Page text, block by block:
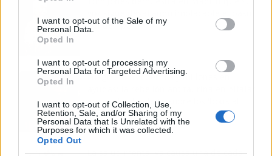
I want to opt-out of the Sale of my
Personal Data.
Opted In
I want to opt-out of processing my
Personal Data for Targeted Advertising.
Opted In
I want to opt-out of Collection, Use,
Retention, Sale, and/or Sharing of my
Personal Data that Is Unrelated with the
Purposes for which it was collected.
Opted Out
del tiempo
Fuego en los cuernos y millones en
enciende el debate sobre los 'bous al
carrer'
La salud mental ya causa una de cada